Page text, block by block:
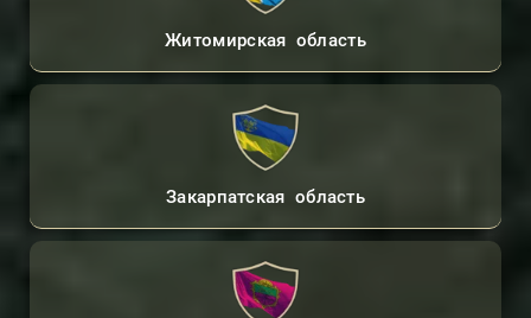
Житомирская область
Закарпатская область